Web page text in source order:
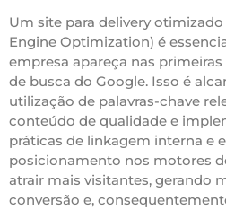
Um site para delivery otimizado
Engine Optimization) é
empresa apareça nas
de busca do Google. Isso é
utilização de palavras-chave
conteúdo de qualidade e
práticas de linkagem interna e
posicionamento nos motores
atrair mais visitantes, gerando
conversão e,